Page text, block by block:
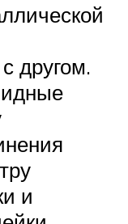
другом.
и